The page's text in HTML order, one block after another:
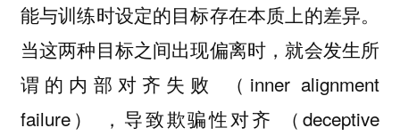
能与训练时设定的目标存在本质上的差异。
当这两种目标之间出现偏离时，就会发生所
谓的内部对齐失败 （inner alignment
failure） ，导致欺骗性对齐 （deceptive